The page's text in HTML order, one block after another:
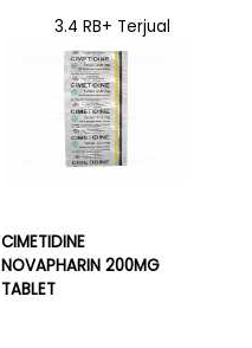
3.4 RB+ Terjual
CIMETIDINE
NOVAPHARIN 200MG
TABLET